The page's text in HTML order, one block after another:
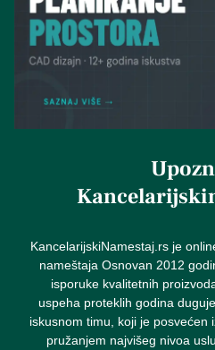
KancelarijskiNamestaj.rs je
nameštaja Osnovan 2012
isporuke kvalitetnih
uspeha proteklih godina
iskusnom timu, koji je posvećen
pružanjem najvišeg nivoa